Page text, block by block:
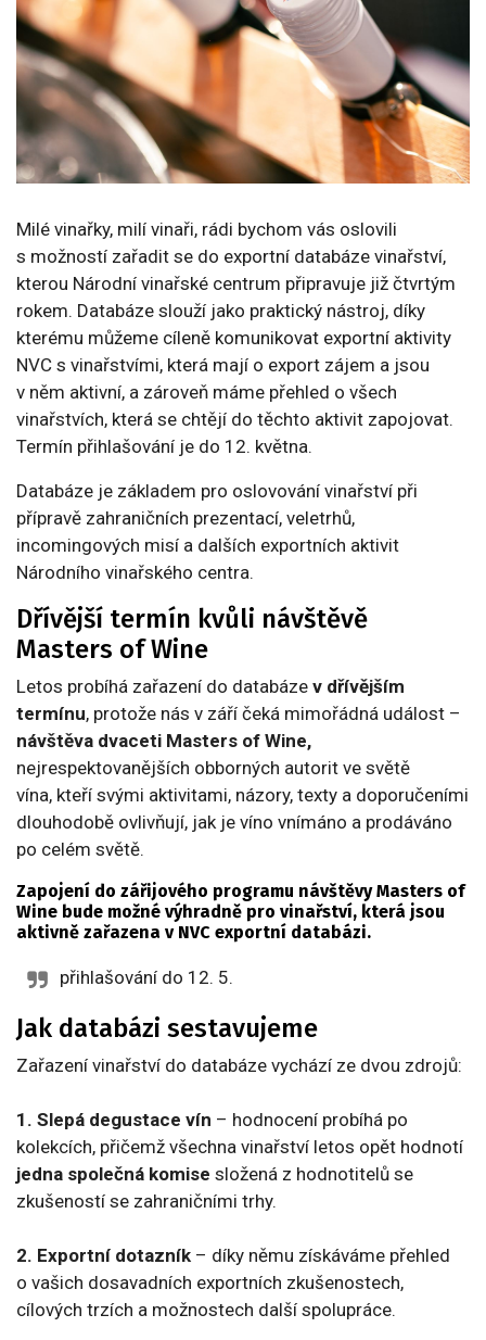
Milé vinařky, milí vinaři, rádi bychom vás oslovili
s možností zařadit se do exportní databáze vinařství,
kterou Národní vinařské centrum připravuje již čtvrtým
rokem. Databáze slouží jako praktický nástroj, díky
kterému můžeme cíleně komunikovat exportní aktivity
NVC s vinařstvími, která mají o export zájem a jsou
v něm aktivní, a zároveň máme přehled o všech
vinařstvích, která se chtějí do těchto aktivit zapojovat.
Termín přihlašování je do 12. května.
Databáze je základem pro oslovování vinařství při
přípravě zahraničních prezentací, veletrhů,
incomingových misí a dalších exportních aktivit
Národního vinařského centra.
Dřívější termín kvůli návštěvě
Masters of Wine
Letos probíhá zařazení do databáze v dřívějším
termínu, protože nás v září čeká mimořádná událost –
návštěva dvaceti Masters of Wine,
nejrespektovanějších obborných autorit ve světě
vína, kteří svými aktivitami, názory, texty a doporučeními
dlouhodobě ovlivňují, jak je víno vnímáno a prodáváno
po celém světě.
Zapojení do zářijového programu návštěvy Masters of
Wine bude možné výhradně pro vinařství, která jsou
aktivně zařazena v NVC exportní databázi.
přihlašování do 12. 5.
Jak databázi sestavujeme
Zařazení vinařství do databáze vychází ze dvou zdrojů:
1. Slepá degustace vín – hodnocení probíhá po
kolekcích, přičemž všechna vinařství letos opět hodnotí
jedna společná komise složená z hodnotitelů se
zkušeností se zahraničními trhy.
2. Exportní dotazník – díky němu získáváme přehled
o vašich dosavadních exportních zkušenostech,
cílových trzích a možnostech další spolupráce.